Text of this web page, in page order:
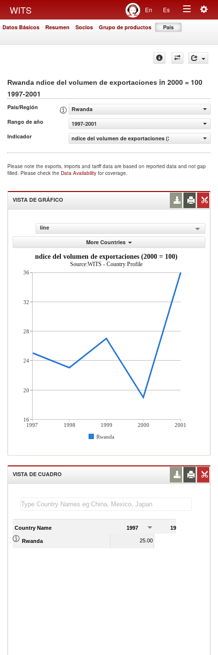
WITS En Es
Toggle
Datos Básicos Resumen Socios Grupo de productos País
Rwanda ndice del volumen de exportaciones in 2000 = 100
1997-2001
País/Región
Rwanda
Rango de año
1997-2001
Indicador
ndice del volumen de exportaciones (2000 = 100)
Please note the exports, imports and tariff data are based on reported data and not gap
filled. Please check the Data Availability for coverage.
VISTA DE GRÁFICO
line
More Countries
ndice del volumen de exportaciones (2000 = 100)
Source:WITS - Country Profile
1997 1998 1999 2000
2001
Rwanda
36
32
28
24
20
16
VISTA DE CUADRO
Country Name 1997 1998
Rwanda 25.00